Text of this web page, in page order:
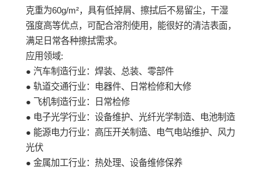
克重为60g/m²，具有低掉屑、擦拭后不易留尘，干湿
强度高等优点，可配合溶剂使用，能很好的清洁表面，
满足日常各种擦拭需求。
应用领域:
● 汽车制造行业：焊装、总装、零部件
● 轨道交通行业：电器件、日常检修和大修
● 飞机制造行业：日常检修
● 电子光学行业：设备维护、光纤光学制造、电池制造
● 能源电力行业：高压开关制造、电气电站维护、风力
光伏
● 金属加工行业：热处理、设备维修保养